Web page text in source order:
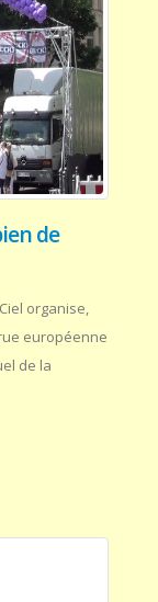
de
organise,
européenne
de la